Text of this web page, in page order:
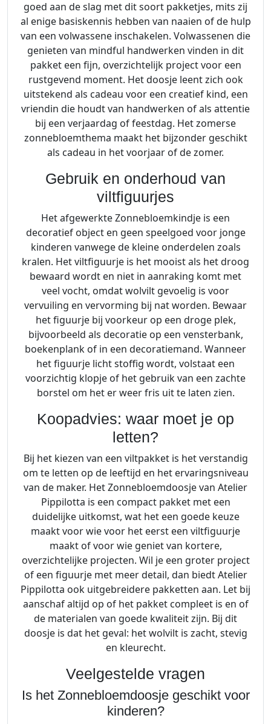
goed aan de slag met dit soort pakketjes, mits zij
al enige basiskennis hebben van naaien of de hulp
van een volwassene inschakelen. Volwassenen die
genieten van mindful handwerken vinden in dit
pakket een fijn, overzichtelijk project voor een
rustgevend moment. Het doosje leent zich ook
uitstekend als cadeau voor een creatief kind, een
vriendin die houdt van handwerken of als attentie
bij een verjaardag of feestdag. Het zomerse
zonnebloemthema maakt het bijzonder geschikt
als cadeau in het voorjaar of de zomer.
Gebruik en onderhoud van
viltfiguurjes
Het afgewerkte Zonnebloemkindje is een
decoratief object en geen speelgoed voor jonge
kinderen vanwege de kleine onderdelen zoals
kralen. Het viltfiguurje is het mooist als het droog
bewaard wordt en niet in aanraking komt met
veel vocht, omdat wolvilt gevoelig is voor
vervuiling en vervorming bij nat worden. Bewaar
het figuurje bij voorkeur op een droge plek,
bijvoorbeeld als decoratie op een vensterbank,
boekenplank of in een decoratiemand. Wanneer
het figuurje licht stoffig wordt, volstaat een
voorzichtig klopje of het gebruik van een zachte
borstel om het er weer fris uit te laten zien.
Koopadvies: waar moet je op
letten?
Bij het kiezen van een viltpakket is het verstandig
om te letten op de leeftijd en het ervaringsniveau
van de maker. Het Zonnebloemdoosje van Atelier
Pippilotta is een compact pakket met een
duidelijke uitkomst, wat het een goede keuze
maakt voor wie voor het eerst een viltfiguurje
maakt of voor wie geniet van kortere,
overzichtelijke projecten. Wil je een groter project
of een figuurje met meer detail, dan biedt Atelier
Pippilotta ook uitgebreidere pakketten aan. Let bij
aanschaf altijd op of het pakket compleet is en of
de materialen van goede kwaliteit zijn. Bij dit
doosje is dat het geval: het wolvilt is zacht, stevig
en kleurecht.
Veelgestelde vragen
Is het Zonnebloemdoosje geschikt voor
kinderen?